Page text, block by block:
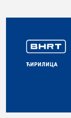
ЋИРИЛИЦА